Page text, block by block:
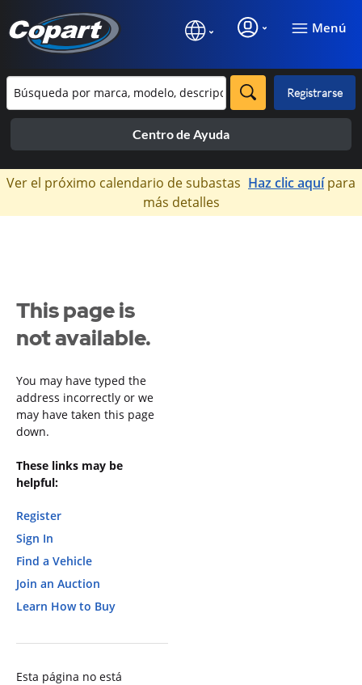
Menú
Registrarse
Centro de Ayuda
×
Ver el próximo calendario de subastas Haz clic aquípara
más detalles
This page is
not available.
You may have typed the
address incorrectly or we
may have taken this page
down.
These links may be
helpful:
Register
Sign In
Find a Vehicle
Join an Auction
Learn How to Buy
Esta página no está